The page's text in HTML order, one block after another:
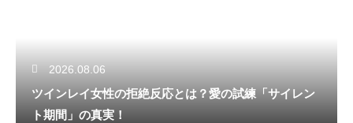
2026.08.06
ツインレイ女性の拒絶反応とは？愛の試練「サイレン
ト期間」の真実！